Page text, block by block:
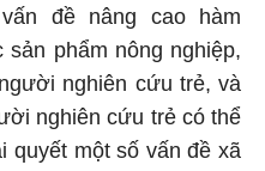
đề nâng cao hàm
sản phẩm nông nghiệp,
nghiên cứu trẻ, và
nghiên cứu trẻ có thể
quyết một số vấn đề xã